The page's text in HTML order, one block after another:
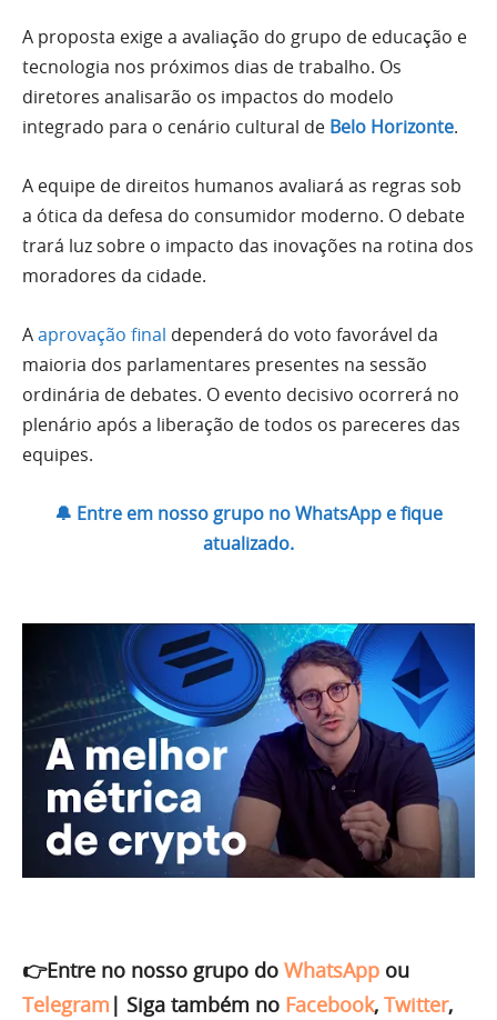
A proposta exige a avaliação do grupo de educação e
tecnologia nos próximos dias de trabalho. Os
diretores analisarão os impactos do modelo
integrado para o cenário cultural de Belo Horizonte.
A equipe de direitos humanos avaliará as regras sob
a ótica da defesa do consumidor moderno. O debate
trará luz sobre o impacto das inovações na rotina dos
moradores da cidade.
Aaprovação final dependerá do voto favorável da
maioria dos parlamentares presentes na sessão
ordinária de debates. O evento decisivo ocorrerá no
plenário após a liberação de todos os pareceres das
equipes.
🔔 Entre em nosso grupo no WhatsApp e fique
atualizado.
👉Entre no nosso grupo do WhatsApp ou
Telegram | Siga também no Facebook, Twitter,